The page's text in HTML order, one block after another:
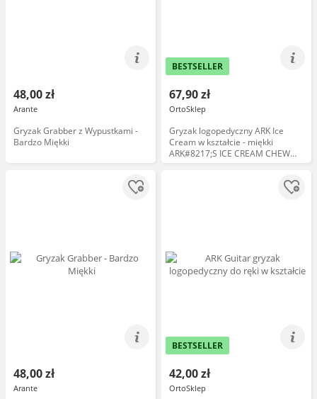
48,00 zł
Arante
Gryzak Grabber z Wypustkami -
Bardzo Miękki
BESTSELLER
67,90 zł
OrtoSklep
Gryzak logopedyczny ARK Ice
Cream w kształcie - miękki
ARK#8217;S ICE CREAM CHEW
NECKLACE
48,00 zł
Arante
BESTSELLER
42,00 zł
OrtoSklep